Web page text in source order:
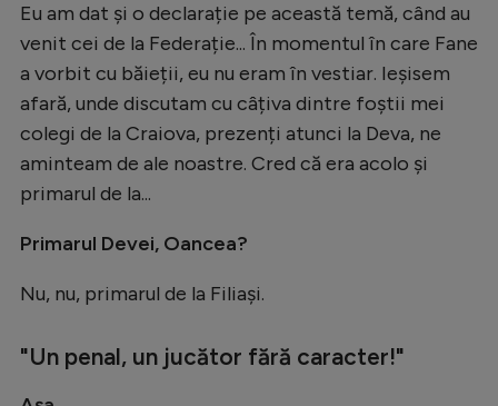
Eu am dat și o declarație pe această temă, când au
venit cei de la Federație... În momentul în care Fane
a vorbit cu băieții, eu nu eram în vestiar. Ieșisem
afară, unde discutam cu câțiva dintre foștii mei
colegi de la Craiova, prezenți atunci la Deva, ne
aminteam de ale noastre. Cred că era acolo și
primarul de la...
Primarul Devei, Oancea?
Nu, nu, primarul de la Filiași.
"Un penal, un jucător fără caracter!"